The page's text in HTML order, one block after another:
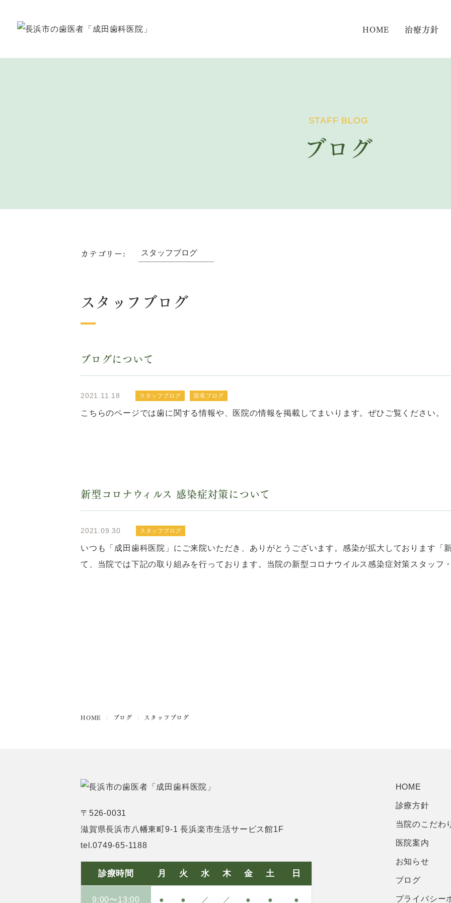
HOME 治療方針
STAFF BLOG
ブログ
カテゴリー:
スタッフブログ
ブログについて
2021.11.18 スタッフブログ 院長ブログ
こちらのページでは歯に関する情報や、医院の情報を掲載してまいります。ぜひご覧ください。
新型コロナウィルス 感染症対策について
2021.09.30 スタッフブログ
いつも「成田歯科医院」にご来院いただき、ありがとうございます。感染が拡大しております「
て、当院では下記の取り組みを行っております。当院の新型コロナウイルス感染症対策スタッフ
HOME ブログ スタッフブログ
〒526-0031
滋賀県長浜市八幡東町9-1長浜楽市生活サービス館1F
tel.0749-65-1188
診療時間 月 火 水 木 金 土 日
9:00〜13:00 ● ● ／ ／ ● ● ●
HOME
診療方針
当院のこだわ
医院案内
お知らせ
ブログ
プライバシー